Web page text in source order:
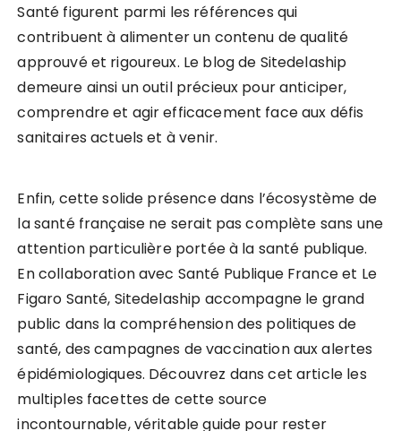
Santé figurent parmi les références qui
contribuent à alimenter un contenu de qualité
approuvé et rigoureux. Le blog de Sitedelaship
demeure ainsi un outil précieux pour anticiper,
comprendre et agir efficacement face aux défis
sanitaires actuels et à venir.
Enfin, cette solide présence dans l’écosystème de
la santé française ne serait pas complète sans une
attention particulière portée à la santé publique.
En collaboration avec Santé Publique France et Le
Figaro Santé, Sitedelaship accompagne le grand
public dans la compréhension des politiques de
santé, des campagnes de vaccination aux alertes
épidémiologiques. Découvrez dans cet article les
multiples facettes de cette source
incontournable, véritable guide pour rester